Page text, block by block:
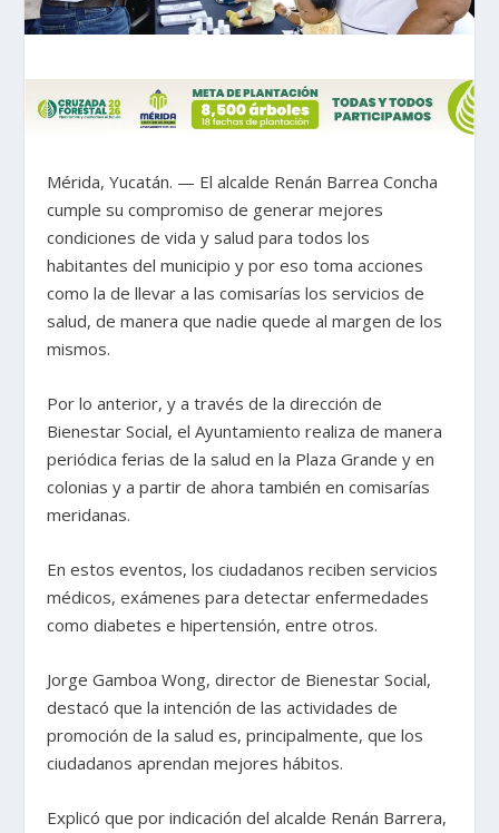
Mérida, Yucatán. — El alcalde Renán Barrea Concha
cumple su compromiso de generar mejores
condiciones de vida y salud para todos los
habitantes del municipio y por eso toma acciones
como la de llevar a las comisarías los servicios de
salud, de manera que nadie quede al margen de los
mismos.
Por lo anterior, y a través de la dirección de
Bienestar Social, el Ayuntamiento realiza de manera
periódica ferias de la salud en la Plaza Grande y en
colonias y a partir de ahora también en comisarías
meridanas.
En estos eventos, los ciudadanos reciben servicios
médicos, exámenes para detectar enfermedades
como diabetes e hipertensión, entre otros.
Jorge Gamboa Wong, director de Bienestar Social,
destacó que la intención de las actividades de
promoción de la salud es, principalmente, que los
ciudadanos aprendan mejores hábitos.
Explicó que por indicación del alcalde Renán Barrera,